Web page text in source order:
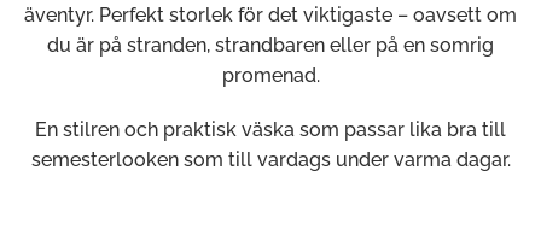
äventyr. Perfekt storlek för det viktigaste – oavsett om
du är på stranden, strandbaren eller på en somrig
promenad.
En stilren och praktisk väska som passar lika bra till
semesterlooken som till vardags under varma dagar.